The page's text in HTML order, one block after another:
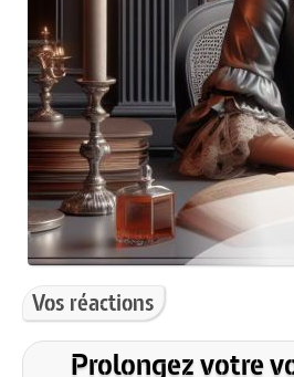
Vos réactions
Prolongez votre